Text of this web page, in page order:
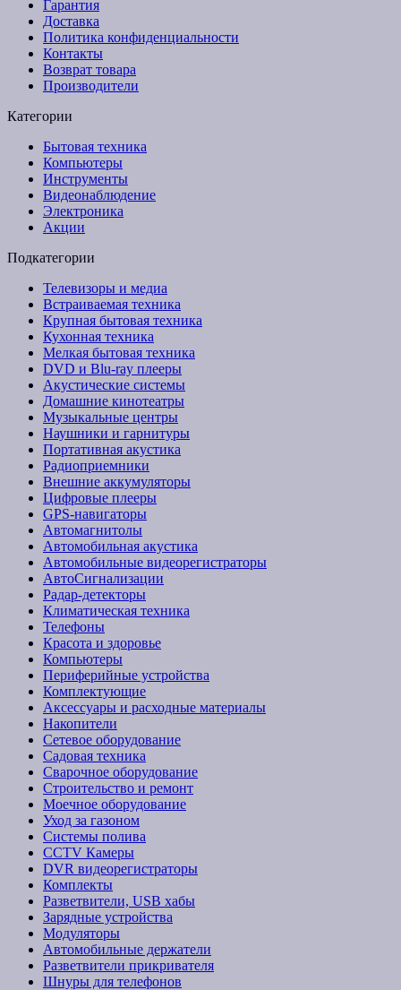
Гарантия
Доставка
Политика конфиденциальности
Контакты
Возврат товара
Производители
Категории
Бытовая техника
Компьютеры
Инструменты
Видеонаблюдение
Электроника
Акции
Подкатегории
Телевизоры и медиа
Встраиваемая техника
Крупная бытовая техника
Кухонная техника
Мелкая бытовая техника
DVD и Blu-ray плееры
Акустические системы
Домашние кинотеатры
Музыкальные центры
Наушники и гарнитуры
Портативная акустика
Радиоприемники
Внешние аккумуляторы
Цифровые плееры
GPS-навигаторы
Автомагнитолы
Автомобильная акустика
Автомобильные видеорегистраторы
АвтоСигнализации
Радар-детекторы
Климатическая техника
Телефоны
Красота и здоровье
Компьютеры
Периферийные устройства
Комплектующие
Аксессуары и расходные материалы
Накопители
Сетевое оборудование
Садовая техника
Сварочное оборудование
Строительство и ремонт
Моечное оборудование
Уход за газоном
Системы полива
CCTV Камеры
DVR видеорегистраторы
Комплекты
Разветвители, USB хабы
Зарядные устройства
Модуляторы
Автомобильные держатели
Разветвители прикривателя
Шнуры для телефонов